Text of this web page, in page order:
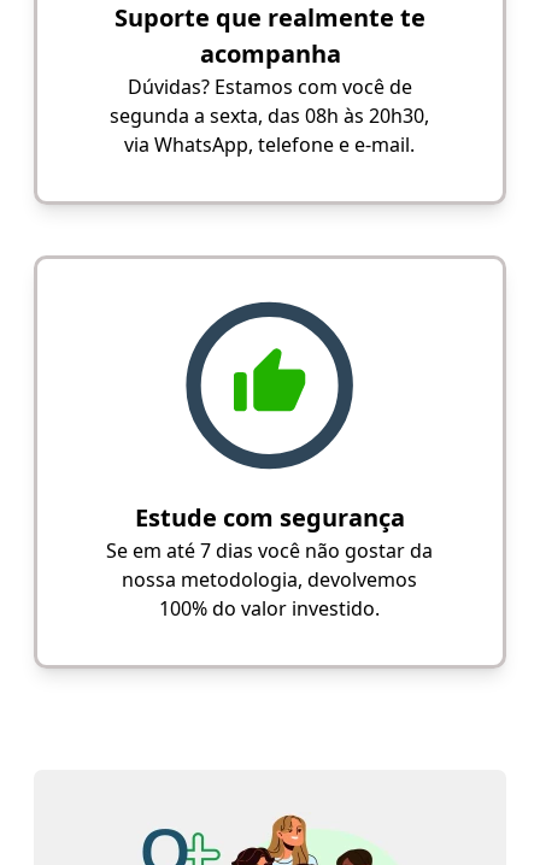
Suporte que realmente te
acompanha
Dúvidas? Estamos com você de
segunda a sexta, das 08h às 20h30,
via WhatsApp, telefone e e-mail.
Estude com segurança
Se em até 7 dias você não gostar da
nossa metodologia, devolvemos
100% do valor investido.